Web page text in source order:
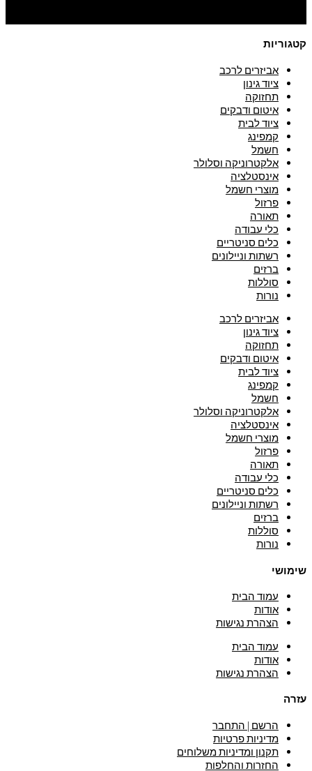
קטגוריות
אביזרים לרכב
ציוד גינון
תחזוקה
איטום ודבקים
ציוד לבית
קמפינג
חשמל
אלקטרוניקה וסלולר
אינסטלציה
מוצרי חשמל
פרזול
תאורה
כלי עבודה
כלים סניטריים
רשתות וניילונים
ברזים
סוללות
נורות
אביזרים לרכב
ציוד גינון
תחזוקה
איטום ודבקים
ציוד לבית
קמפינג
חשמל
אלקטרוניקה וסלולר
אינסטלציה
מוצרי חשמל
פרזול
תאורה
כלי עבודה
כלים סניטריים
רשתות וניילונים
ברזים
סוללות
נורות
שימושי
עמוד הבית
אודות
הצהרת נגישות
עמוד הבית
אודות
הצהרת נגישות
עזרה
הרשם | התחבר
מדיניות פרטיות
תקנון ומדיניות משלוחים
החזרות והחלפות